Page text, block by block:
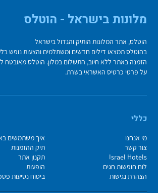
מלונות בישראל - הוטלס
הוטלס, אתר המלונות הותיק והגדול בישראל
בהוטלס תמצאו דילים חדשים ומשתלמים והצעות נופש
על פרטי כרטיס האשראי בשרת.
כללי
מי אנחנו
איך משתמשים
צור קשר
תיק ההזמנות
Israel Hotels
תקנון אתר
לוח חופשות חגים
הופעות
הצהרת נגישות
ביטוח נסיעות